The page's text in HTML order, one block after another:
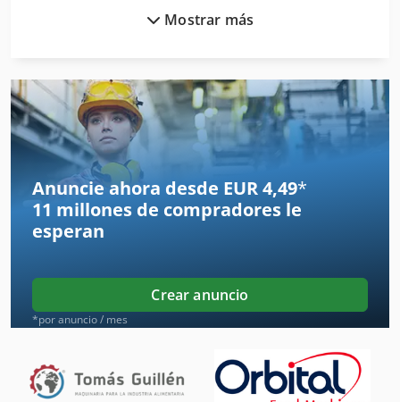
Amoladora De Cincel
Amoladora De Madera
Amoladora Del Cincel
Amoladora Del Piso
Amoladora Del Taladro
Amoladoras De Húmedo
Comercio De Alimentos
Dispositivo De Amoladora
Fabricación De
Mostrar más
Anuncie ahora desde EUR 4,49*
11 millones de compradores le
esperan
Crear anuncio
*por anuncio / mes